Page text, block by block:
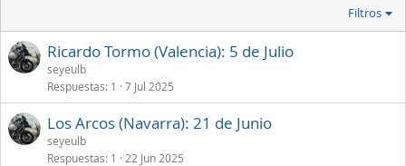
Filtros
Ricardo Tormo (Valencia): 5 de Julio
seyeulb
Respuestas 1 7 Jul 2025
Los Arcos (Navarra): 21 de Junio
seyeulb
Respuestas 1 22 Jun 2025